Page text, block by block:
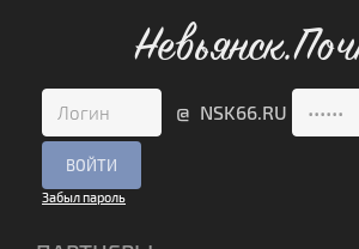
@ NSK66.RU
Забыл пароль